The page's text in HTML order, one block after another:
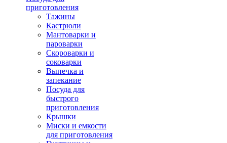
приготовления
Тажины
Кастрюли
Мантоварки и
пароварки
Скороварки и
соковарки
Выпечка и
запекание
Посуда для
быстрого
приготовления
Крышки
Миски и емкости
для приготовления